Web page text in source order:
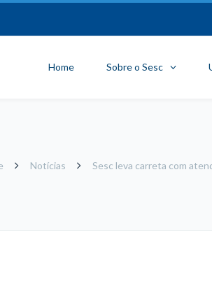
Home Sobre o Sesc
Notícias Sesc leva carreta com